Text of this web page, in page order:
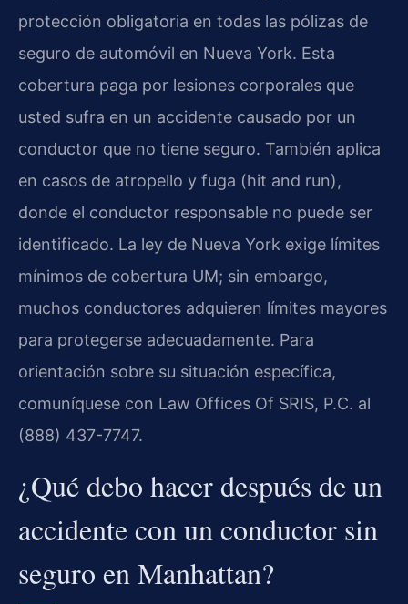
protección obligatoria en todas las pólizas de
seguro de automóvil en Nueva York. Esta
cobertura paga por lesiones corporales que
usted sufra en un accidente causado por un
conductor que no tiene seguro. También aplica
en casos de atropello y fuga (hit and run),
donde el conductor responsable no puede ser
identificado. La ley de Nueva York exige límites
mínimos de cobertura UM; sin embargo,
muchos conductores adquieren límites mayores
para protegerse adecuadamente. Para
orientación sobre su situación específica,
comuníquese con Law Offices Of SRIS, P.C. al
(888) 437-7747.
¿Qué debo hacer después de un
accidente con un conductor sin
seguro en Manhattan?